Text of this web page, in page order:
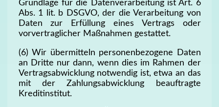
Grundlage für die Datenverarbeitung ist Art. 6
Abs. 1 lit. b DSGVO, der die Verarbeitung von
Daten zur Erfüllung eines Vertrags oder
vorvertraglicher Maßnahmen gestattet.
(6) Wir übermitteln personenbezogene Daten
an Dritte nur dann, wenn dies im Rahmen der
Vertragsabwicklung notwendig ist, etwa an das
mit der Zahlungsabwicklung beauftragte
Kreditinstitut.